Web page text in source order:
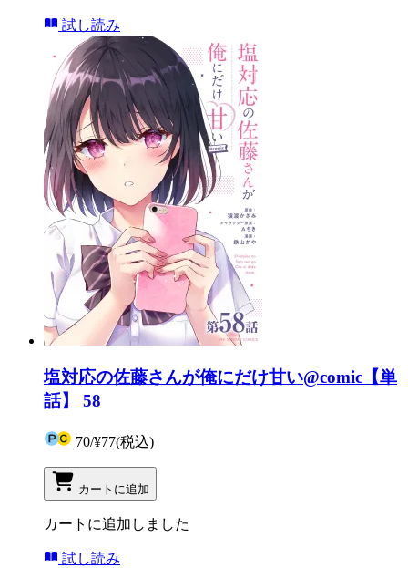
試し読み
塩対応の佐藤さんが俺にだけ甘い@comic【単
話】 58
70/¥77(税込)
カートに追加
カートに追加しました
試し読み